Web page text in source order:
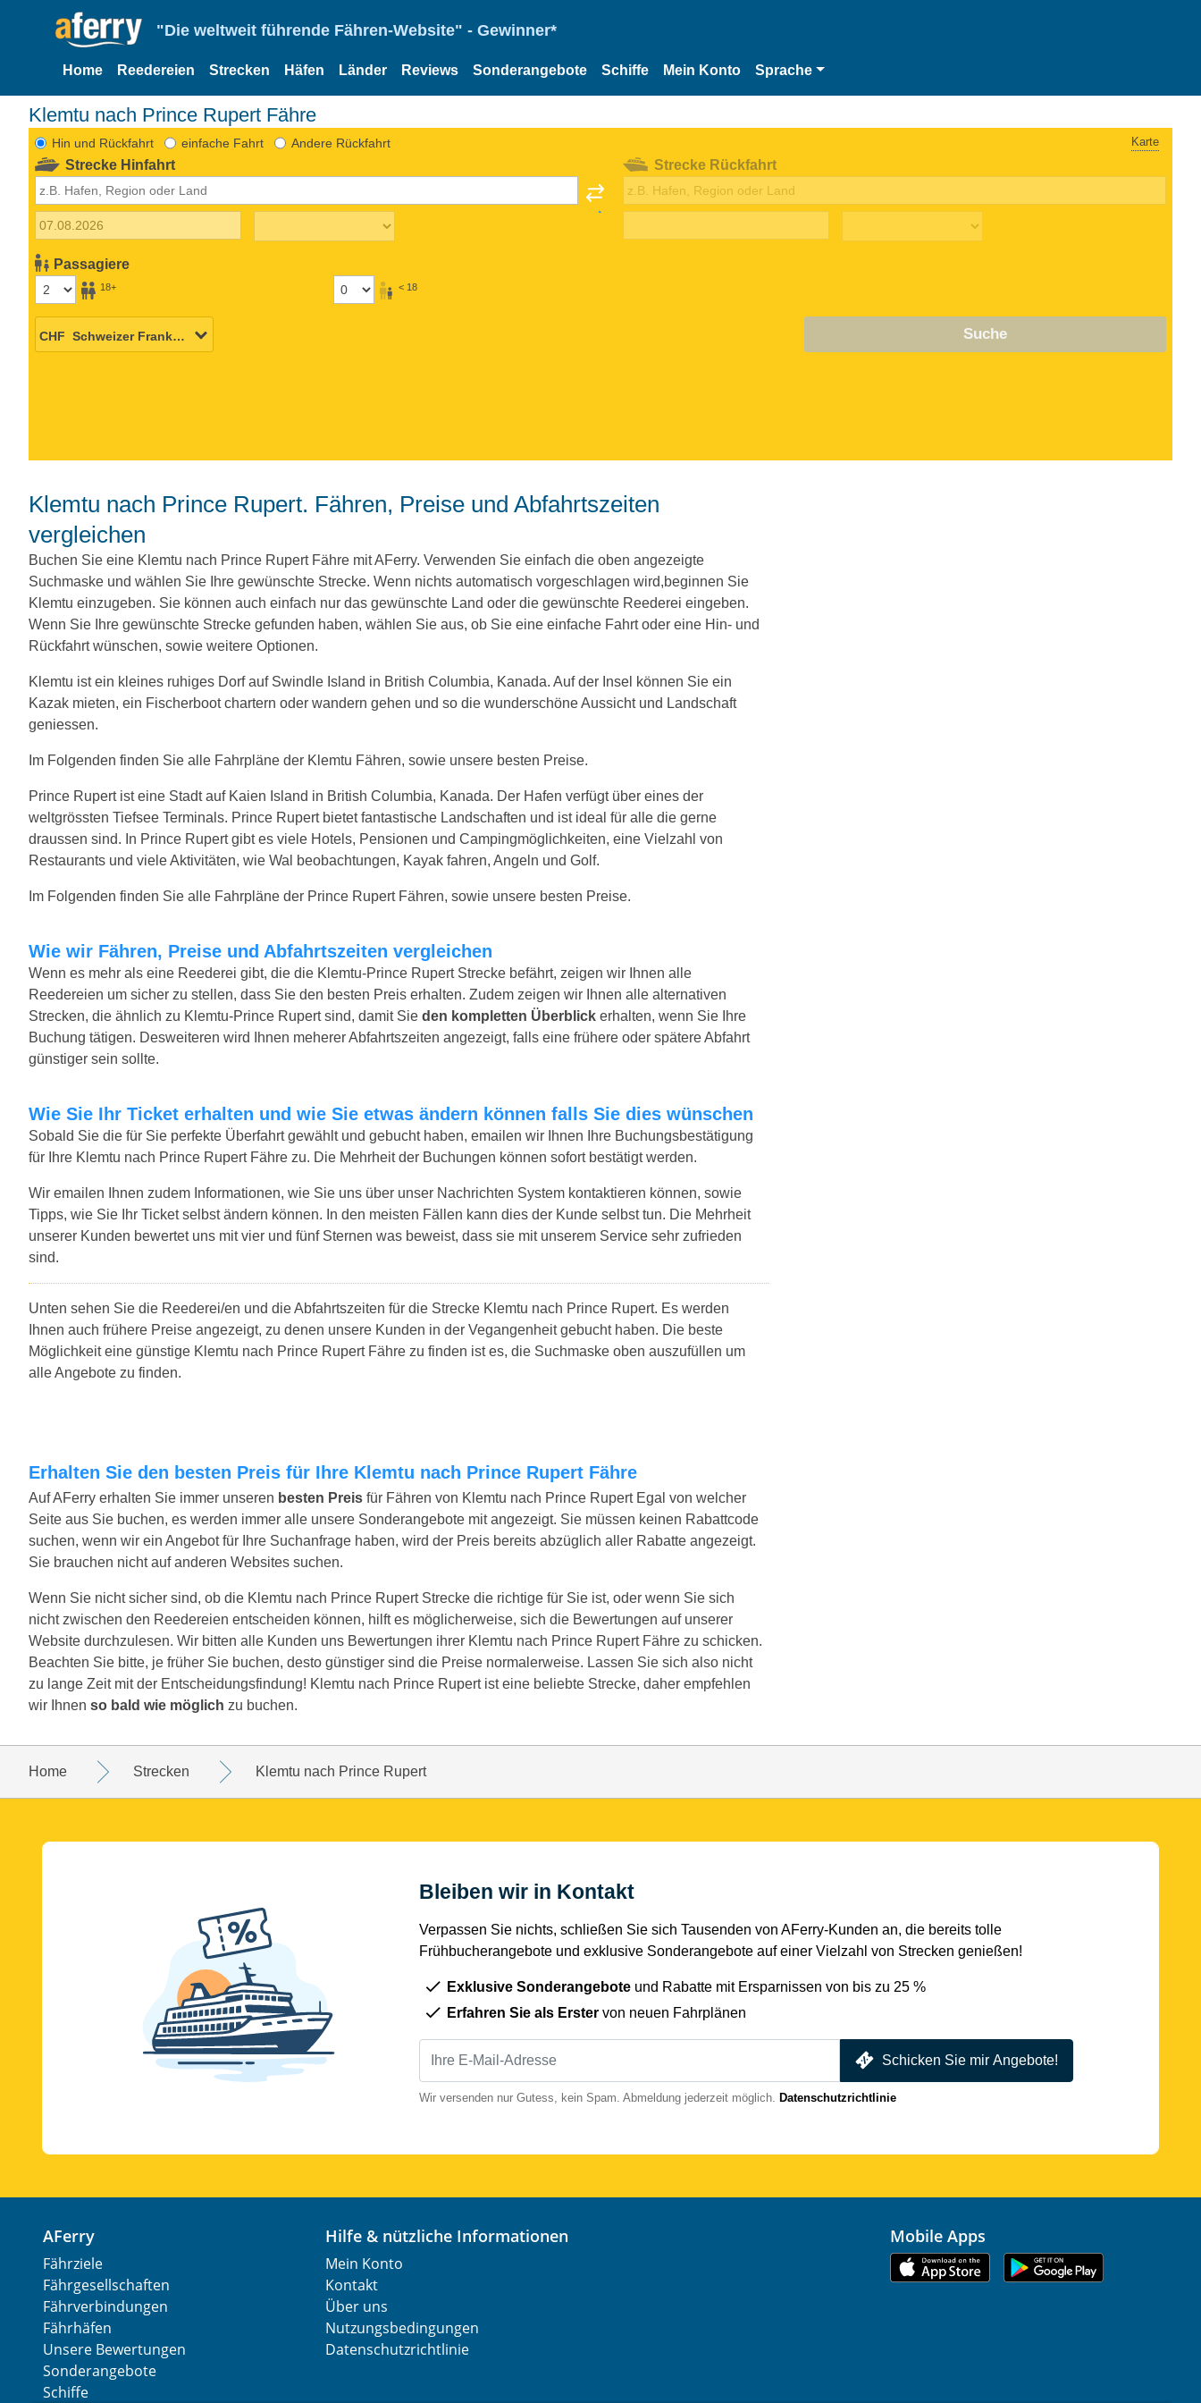
"Die weltweit führende Fähren-Website" - Gewinner*
Home Reedereien Strecken Häfen Länder Reviews Sonderangebote Schiffe Mein Konto Sprache
Klemtu nach Prince Rupert Fähre
Hin und Rückfahrt einfache Fahrt Andere Rückfahrt Karte
Strecke Hinfahrt
Passagiere
18+ < 18
Strecke Rückfahrt
Suche
Klemtu nach Prince Rupert. Fähren, Preise und Abfahrtszeiten
vergleichen
Buchen Sie eine Klemtu nach Prince Rupert Fähre mit AFerry. Verwenden Sie einfach die oben angezeigte
Suchmaske und wählen Sie Ihre gewünschte Strecke. Wenn nichts automatisch vorgeschlagen wird,beginnen Sie
Klemtu einzugeben. Sie können auch einfach nur das gewünschte Land oder die gewünschte Reederei eingeben.
Wenn Sie Ihre gewünschte Strecke gefunden haben, wählen Sie aus, ob Sie eine einfache Fahrt oder eine Hin- und
Rückfahrt wünschen, sowie weitere Optionen.
Klemtu ist ein kleines ruhiges Dorf auf Swindle Island in British Columbia, Kanada. Auf der Insel können Sie ein
Kazak mieten, ein Fischerboot chartern oder wandern gehen und so die wunderschöne Aussicht und Landschaft
geniessen.
Im Folgenden finden Sie alle Fahrpläne der Klemtu Fähren, sowie unsere besten Preise.
Prince Rupert ist eine Stadt auf Kaien Island in British Columbia, Kanada. Der Hafen verfügt über eines der
weltgrössten Tiefsee Terminals. Prince Rupert bietet fantastische Landschaften und ist ideal für alle die gerne
draussen sind. In Prince Rupert gibt es viele Hotels, Pensionen und Campingmöglichkeiten, eine Vielzahl von
Restaurants und viele Aktivitäten, wie Wal beobachtungen, Kayak fahren, Angeln und Golf.
Im Folgenden finden Sie alle Fahrpläne der Prince Rupert Fähren, sowie unsere besten Preise.
Wie wir Fähren, Preise und Abfahrtszeiten vergleichen
Wenn es mehr als eine Reederei gibt, die die Klemtu-Prince Rupert Strecke befährt, zeigen wir Ihnen alle
Reedereien um sicher zu stellen, dass Sie den besten Preis erhalten. Zudem zeigen wir Ihnen alle alternativen
Strecken, die ähnlich zu Klemtu-Prince Rupert sind, damit Sie den kompletten Überblick erhalten, wenn Sie Ihre
Buchung tätigen. Desweiteren wird Ihnen meherer Abfahrtszeiten angezeigt, falls eine frühere oder spätere Abfahrt
günstiger sein sollte.
Wie Sie Ihr Ticket erhalten und wie Sie etwas ändern können falls Sie dies wünschen
Sobald Sie die für Sie perfekte Überfahrt gewählt und gebucht haben, emailen wir Ihnen Ihre Buchungsbestätigung
für Ihre Klemtu nach Prince Rupert Fähre zu. Die Mehrheit der Buchungen können sofort bestätigt werden.
Wir emailen Ihnen zudem Informationen, wie Sie uns über unser Nachrichten System kontaktieren können, sowie
Tipps, wie Sie Ihr Ticket selbst ändern können. In den meisten Fällen kann dies der Kunde selbst tun. Die Mehrheit
unserer Kunden bewertet uns mit vier und fünf Sternen was beweist, dass sie mit unserem Service sehr zufrieden
sind.
Unten sehen Sie die Reederei/en und die Abfahrtszeiten für die Strecke Klemtu nach Prince Rupert. Es werden
Ihnen auch frühere Preise angezeigt, zu denen unsere Kunden in der Vegangenheit gebucht haben. Die beste
Möglichkeit eine günstige Klemtu nach Prince Rupert Fähre zu finden ist es, die Suchmaske oben auszufüllen um
alle Angebote zu finden.
Erhalten Sie den besten Preis für Ihre Klemtu nach Prince Rupert Fähre
Auf AFerry erhalten Sie immer unseren besten Preis für Fähren von Klemtu nach Prince Rupert Egal von welcher
Seite aus Sie buchen, es werden immer alle unsere Sonderangebote mit angezeigt. Sie müssen keinen Rabattcode
suchen, wenn wir ein Angebot für Ihre Suchanfrage haben, wird der Preis bereits abzüglich aller Rabatte angezeigt.
Sie brauchen nicht auf anderen Websites suchen.
Wenn Sie nicht sicher sind, ob die Klemtu nach Prince Rupert Strecke die richtige für Sie ist, oder wenn Sie sich
nicht zwischen den Reedereien entscheiden können, hilft es möglicherweise, sich die Bewertungen auf unserer
Website durchzulesen. Wir bitten alle Kunden uns Bewertungen ihrer Klemtu nach Prince Rupert Fähre zu schicken.
Beachten Sie bitte, je früher Sie buchen, desto günstiger sind die Preise normalerweise. Lassen Sie sich also nicht
zu lange Zeit mit der Entscheidungsfindung! Klemtu nach Prince Rupert ist eine beliebte Strecke, daher empfehlen
wir Ihnen so bald wie möglich zu buchen.
Home Strecken Klemtu nach Prince Rupert
Bleiben wir in Kontakt
Verpassen Sie nichts, schließen Sie sich Tausenden von AFerry-Kunden an, die bereits tolle
Frühbucherangebote und exklusive Sonderangebote auf einer Vielzahl von Strecken genießen!
Exklusive Sonderangebote und Rabatte mit Ersparnissen von bis zu 25 %
Erfahren Sie als Erster von neuen Fahrplänen
Schicken Sie mir Angebote!
Wir versenden nur Gutess, kein Spam. Abmeldung jederzeit möglich. Datenschutzrichtlinie
AFerry
Fährziele
Fährgesellschaften
Fährverbindungen
Fährhäfen
Unsere Bewertungen
Sonderangebote
Schiffe
Hilfe & nützliche Informationen
Mein Konto
Kontakt
Über uns
Nutzungsbedingungen
Datenschutzrichtlinie
Mobile Apps